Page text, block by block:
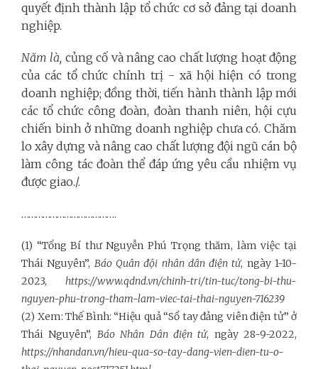
quyết định thành lập tổ chức cơ sở đảng tại doanh
nghiệp.
Năm là, củng cố và nâng cao chất lượng hoạt động
của các tổ chức chính trị - xã hội hiện có trong
doanh nghiệp; đồng thời, tiến hành thành lập mới
các tổ chức công đoàn, đoàn thanh niên, hội cựu
chiến binh ở những doanh nghiệp chưa có. Chăm
lo xây dựng và nâng cao chất lượng đội ngũ cán bộ
làm công tác đoàn thể đáp ứng yêu cầu nhiệm vụ
được giao./.
………………………………….
(1) “Tổng Bí thư Nguyễn Phú Trọng thăm, làm việc tại
Thái Nguyên”, Báo Quân đội nhân dân điện tử, ngày 1-10-
2023, https://www.qdnd.vn/chinh-tri/tin-tuc/tong-bi-thu-
nguyen-phu-trong-tham-lam-viec-tai-thai-nguyen-716239
(2) Xem: Thế Bình: “Hiệu quả “Sổ tay đảng viên điện tử” ở
Thái Nguyên”, Báo Nhân Dân điện tử, ngày 28-9-2022,
https://nhandan.vn/hieu-qua-so-tay-dang-vien-dien-tu-o-